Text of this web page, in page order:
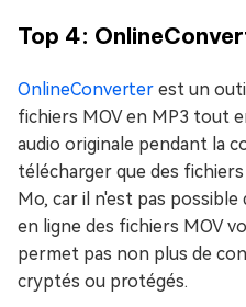
Top 4:
OnlineConverter est un
fichiers MOV en MP3 tout
audio originale pendant la
télécharger que des
Mo, car il n'est pas
en ligne des fichiers MOV
permet pas non plus de
cryptés ou protégés.